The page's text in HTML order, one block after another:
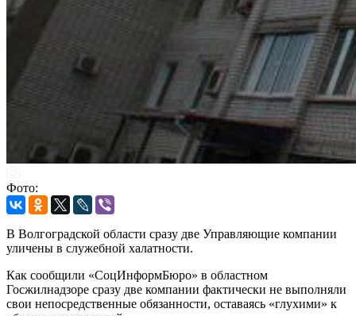
Фото:
В Волгоградской области сразу две Управляющие компании
уличены в служебной халатности.
Как сообщили «СоцИнформБюро» в областном
Госжилнадзоре сразу две компании фактически не выполняли
свои непосредственные обязанности, оставаясь «глухими» к